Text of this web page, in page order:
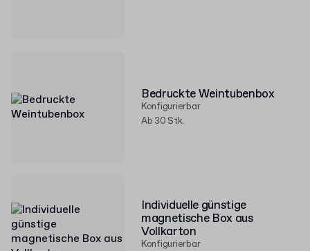
Bedruckte Weintubenbox
Konfigurierbar
Ab 30 Stk.
Individuelle günstige
magnetische Box aus
Vollkarton
Konfigurierbar